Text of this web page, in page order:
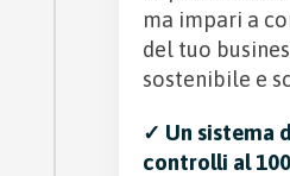
ma impari a
del tuo
sostenibile e
✓ Un sistema
controlli al